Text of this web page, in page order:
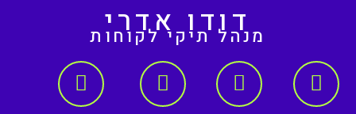
דודו אדרי
מנהל תיקי לקוחות